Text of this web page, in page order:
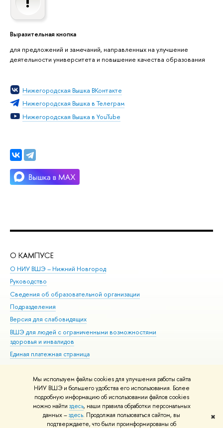
Мы используем файлы cookies для улучшения работы сайта
НИУ ВШЭ и большего удобства его использования. Более
подробную информацию об использовании файлов cookies
можно найти здесь, наши правила обработки персональных
данных –здесь. Продолжая пользоваться сайтом, вы
подтверждаете, что были проинформированы об
✖
Выразительная кнопка
для предложений и замечаний, направленных на улучшение
деятельности университета и повышение качества образования
Нижегородская Вышка ВКонтакте
Нижегородская Вышка в Телеграм
Нижегородская Вышка в YouTube
О КАМПУСЕ
О НИУ ВШЭ – Нижний Новгород
Руководство
Сведения об образовательной организации
Подразделения
Версия для слабовидящих
ВШЭ для людей с ограниченными возможностями
здоровья и инвалидов
Единая платежная страница